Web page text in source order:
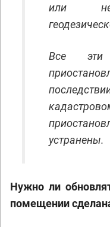
или
Все
устранены.
Нужно ли
помещении